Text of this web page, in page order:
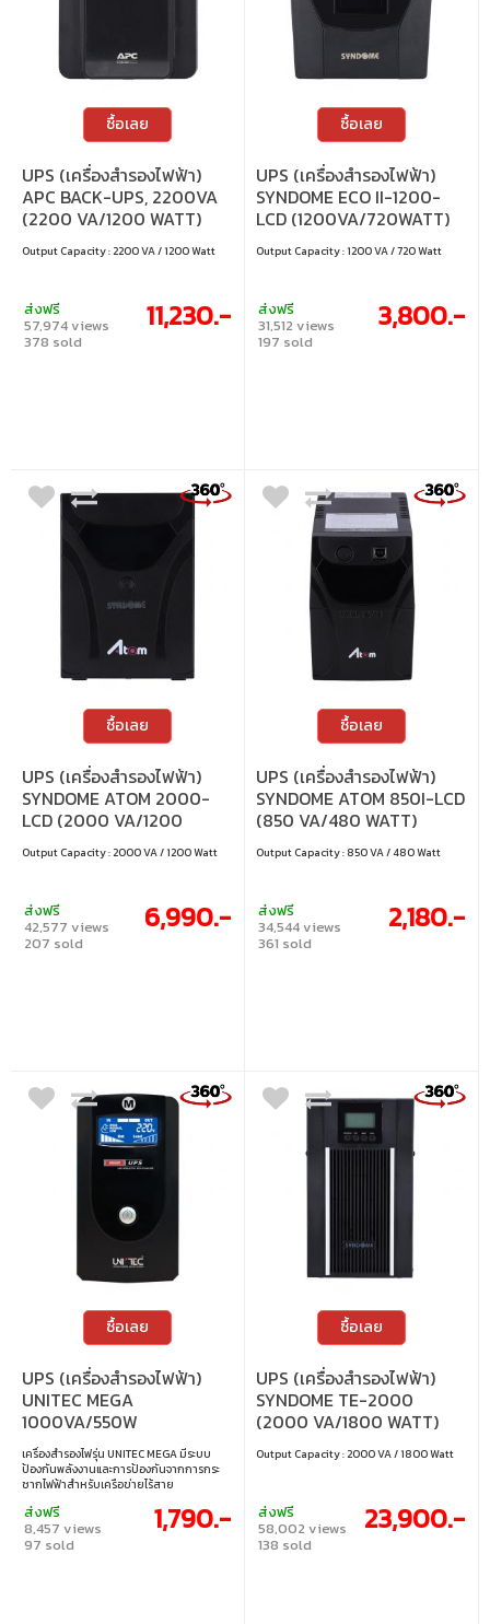
ซื้อเลย
UPS (เครื่องสำรองไฟฟ้า)
APC BACK-UPS, 2200VA
(2200 VA/1200 WATT)
(BX2200MI-MS)
Output Capacity : 2200 VA / 1200 Watt
ส่งฟรี
57,974 views
378 sold
11,230.-
ซื้อเลย
UPS (เครื่องสำรองไฟฟ้า)
SYNDOME ECO II-1200-
LCD (1200VA/720WATT)
Output Capacity : 1200 VA / 720 Watt
ส่งฟรี
31,512 views
197 sold
3,800.-
ซื้อเลย
UPS (เครื่องสำรองไฟฟ้า)
SYNDOME ATOM 2000-
LCD (2000 VA/1200
WATT)
Output Capacity : 2000 VA / 1200 Watt
ส่งฟรี
42,577 views
207 sold
6,990.-
ซื้อเลย
UPS (เครื่องสำรองไฟฟ้า)
SYNDOME ATOM 850I-LCD
(850 VA/480 WATT)
Output Capacity : 850 VA / 480 Watt
ส่งฟรี
34,544 views
361 sold
2,180.-
ซื้อเลย
UPS (เครื่องสำรองไฟฟ้า)
UNITEC MEGA
1000VA/550W
เครื่องสำรองไฟรุ่น UNITEC MEGA มีระบบ
ป้องกันพลังงานและการป้องกันจากการกระ
ชากไฟฟ้าสำหรับเครือข่ายไร้สาย
สามารถสำรองไฟให้ต่อเนื่อง ในช่วงไฟฟ้าดับ
และเมื่อมีความผันผวนของแรงดันไฟฟ้าที่ไม่
ปลอดภัย รวมทั้งยังให้การป้องกันจากการกระ
ส่งฟรี
8,457 views
97 sold
1,790.-
ซื้อเลย
UPS (เครื่องสำรองไฟฟ้า)
SYNDOME TE-2000
(2000 VA/1800 WATT)
Output Capacity : 2000 VA / 1800 Watt
ส่งฟรี
58,002 views
138 sold
23,900.-